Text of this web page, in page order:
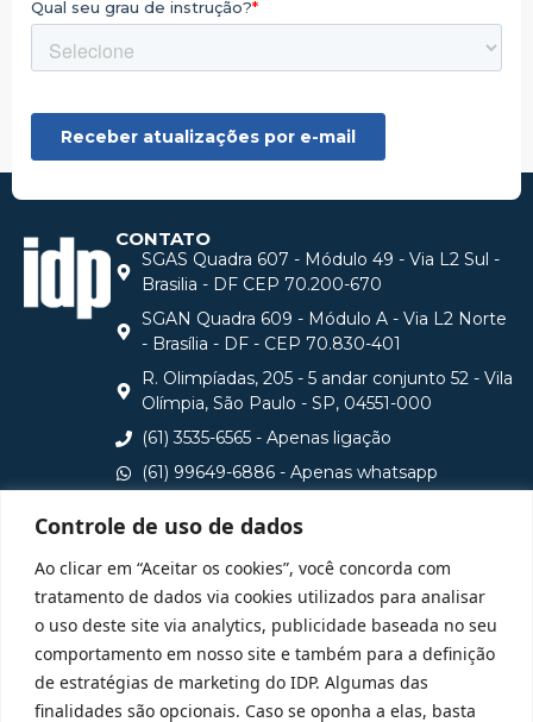
Controle de uso de dados
Ao clicar em “Aceitar os cookies”, você concorda com
tratamento de dados via cookies utilizados para analisar
o uso deste site via analytics, publicidade baseada no seu
comportamento em nosso site e também para a definição
de estratégias de marketing do IDP. Algumas das
finalidades são opcionais. Caso se oponha a elas, basta
CONTATO
SGAS Quadra 607 - Módulo 49 - Via L2 Sul -
Brasilia - DF CEP 70.200-670
SGAN Quadra 609 - Módulo A - Via L2 Norte
- Brasília - DF - CEP 70.830-401
R. Olimpíadas, 205 - 5 andar conjunto 52 - Vila
Olímpia, São Paulo - SP, 04551-000
(61) 3535-6565 - Apenas ligação
(61) 99649-6886 - Apenas whatsapp
Consulte aqui o cadastro da Instituição no Sistema e-
MEC